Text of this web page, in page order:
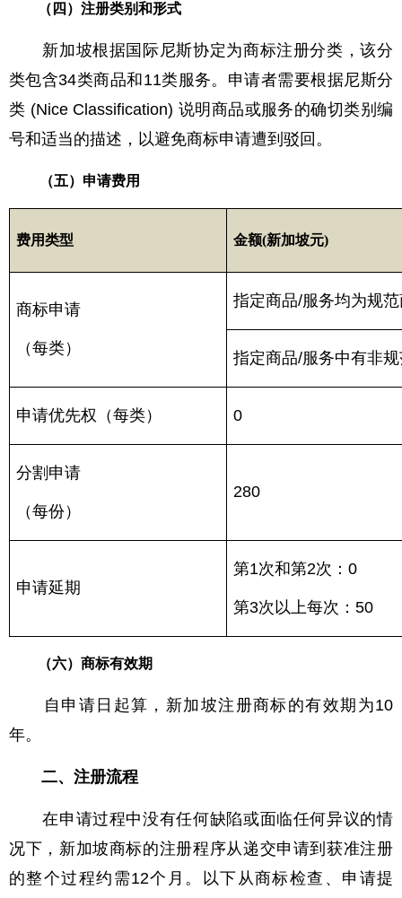
（四）注册类别和形式
新加坡根据国际尼斯协定为商标注册分类，该分
类包含34类商品和11类服务。申请者需要根据尼斯分
类 (Nice Classification) 说明商品或服务的确切类别编
号和适当的描述，以避免商标申请遭到驳回。
（五）申请费用
费用类型 金额(新加坡元)
商标申请
（每类）
指定商品/服务均为规
指定商品/服务中有非
申请优先权（每类） 0
分割申请
（每份）
280
申请延期
第1次和第2次：0
第3次以上每次：50
（六）商标有效期
自申请日起算，新加坡注册商标的有效期为10
年。
二、注册流程
在申请过程中没有任何缺陷或面临任何异议的情
况下，新加坡商标的注册程序从递交申请到获准注册
的整个过程约需12个月。以下从商标检查、申请提